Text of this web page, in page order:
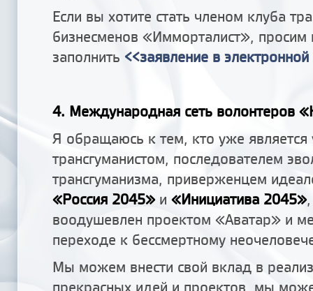
Если вы хотите стать членом клуба
бизнесменов «Имморталист», просим
заполнить <<заявление в
4. Международная сеть волонтеров
Я обращаюсь к тем, кто уже
трансгуманистом, последователем
трансгуманизма, приверженцем
«Россия 2045»и «Инициатива 2045»
воодушевлен проектом «Аватар» и
переходе к бессмертному
Мы можем внести свой вклад в